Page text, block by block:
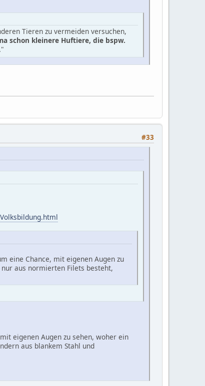
Tieren zu vermeiden versuchen,
schon kleinere Huftiere, die bspw.
."
#33
eine Chance, mit eigenen Augen zu
aus normierten Filets besteht,
eigenen Augen zu sehen, woher ein
aus blankem Stahl und